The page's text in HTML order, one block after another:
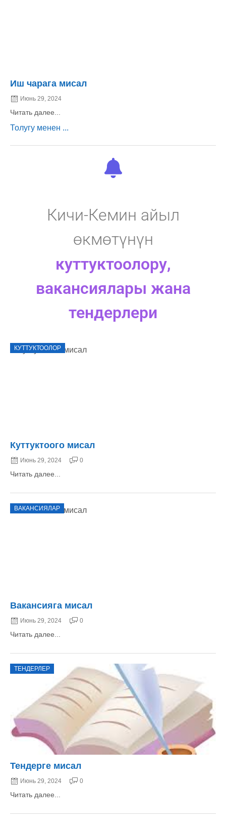
Иш чарага мисал
Июнь 29, 2024
Читать далее...
Толугу менен ...
Кичи-Кемин айыл
өкмөтүнүн
куттуктоолору,
вакансиялары жана
тендерлери
КУТТУКТООЛОР
Куттуктоого мисал
Июнь 29, 2024 0
Читать далее...
ВАКАНСИЯЛАР
Вакансияга мисал
Июнь 29, 2024 0
Читать далее...
ТЕНДЕРЛЕР
Тендерге мисал
Июнь 29, 2024 0
Читать далее...